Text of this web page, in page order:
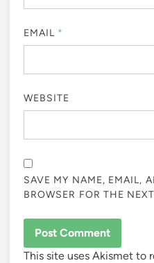
EMAIL *
WEBSITE
SAVE MY NAME, EMAIL,
BROWSER FOR THE
This site uses Akismet to